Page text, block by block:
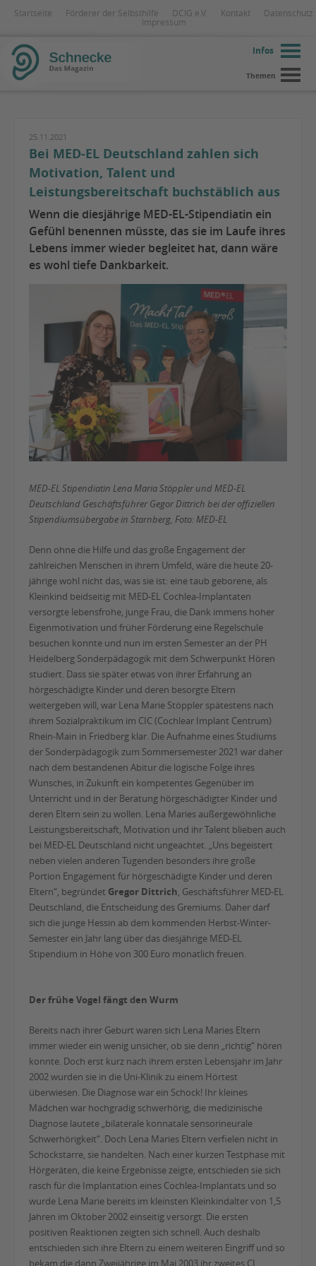
Startseite Förderer der Selbsthilfe DCIG e.V. Kontakt
Datenschutz
Impressum
Infos
Themen
25.11.2021
Bei MED-EL Deutschland zahlen sich
Motivation, Talent und
Leistungsbereitschaft buchstäblich aus
Wenn die diesjährige MED-EL-Stipendiatin ein
Gefühl benennen müsste, das sie im Laufe ihres
Lebens immer wieder begleitet hat, dann wäre
es wohl tiefe Dankbarkeit.
MED-EL Stipendiatin Lena Maria Stöppler und MED-EL
Deutschland Geschäftsführer Gegor Dittrich bei der offiziellen
Stipendiumsübergabe in Starnberg, Foto: MED-EL
Denn ohne die Hilfe und das große Engagement der
zahlreichen Menschen in ihrem Umfeld, wäre die heute 20-
jährige wohl nicht das, was sie ist: eine taub geborene, als
Kleinkind beidseitig mit MED-EL Cochlea-Implantaten
versorgte lebensfrohe, junge Frau, die Dank immens hoher
Eigenmotivation und früher Förderung eine Regelschule
besuchen konnte und nun im ersten Semester an der PH
Heidelberg Sonderpädagogik mit dem Schwerpunkt Hören
studiert. Dass sie später etwas von ihrer Erfahrung an
hörgeschädigte Kinder und deren besorgte Eltern
weitergeben will, war Lena Marie Stöppler spätestens nach
ihrem Sozialpraktikum im CIC (Cochlear Implant Centrum)
Rhein-Main in Friedberg klar. Die Aufnahme eines Studiums
der Sonderpädagogik zum Sommersemester 2021 war daher
nach dem bestandenen Abitur die logische Folge ihres
Wunsches, in Zukunft ein kompetentes Gegenüber im
Unterricht und in der Beratung hörgeschädigter Kinder und
deren Eltern sein zu wollen. Lena Maries außergewöhnliche
Leistungsbereitschaft, Motivation und ihr Talent blieben auch
bei MED-EL Deutschland nicht ungeachtet. „Uns begeistert
neben vielen anderen Tugenden besonders ihre große
Portion Engagement für hörgeschädigte Kinder und deren
Eltern“, begründet Gregor Dittrich, Geschäftsführer MED-EL
Deutschland, die Entscheidung des Gremiums. Daher darf
sich die junge Hessin ab dem kommenden Herbst-Winter-
Semester ein Jahr lang über das diesjährige MED-EL
Stipendium in Höhe von 300 Euro monatlich freuen.
Der frühe Vogel fängt den Wurm
Bereits nach ihrer Geburt waren sich Lena Maries Eltern
immer wieder ein wenig unsicher, ob sie denn „richtig“ hören
konnte. Doch erst kurz nach ihrem ersten Lebensjahr im Jahr
2002 wurden sie in die Uni-Klinik zu einem Hörtest
überwiesen. Die Diagnose war ein Schock! Ihr kleines
Mädchen war hochgradig schwerhörig, die medizinische
Diagnose lautete „bilaterale konnatale sensorineurale
Schwerhörigkeit“. Doch Lena Maries Eltern verfielen nicht in
Schockstarre, sie handelten. Nach einer kurzen Testphase mit
Hörgeräten, die keine Ergebnisse zeigte, entschieden sie sich
rasch für die Implantation eines Cochlea-Implantats und so
wurde Lena Marie bereits im kleinsten Kleinkindalter von 1,5
Jahren im Oktober 2002 einseitig versorgt. Die ersten
positiven Reaktionen zeigten sich schnell. Auch deshalb
entschieden sich ihre Eltern zu einem weiteren Eingriff und so
bekam die dann Zweijährige im Mai 2003 ihr zweites CI